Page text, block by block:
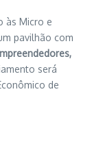
às Micro e
pavilhão com
será
de